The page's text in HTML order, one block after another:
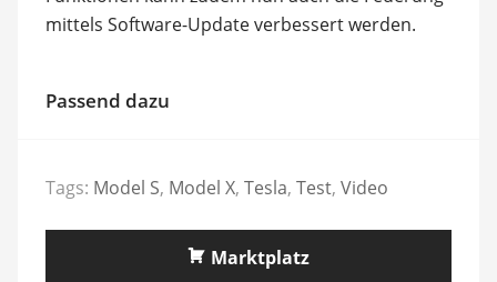
mittels Software-Update verbessert werden.
Passend dazu
Tags: Model S, Model X, Tesla, Test, Video
Marktplatz